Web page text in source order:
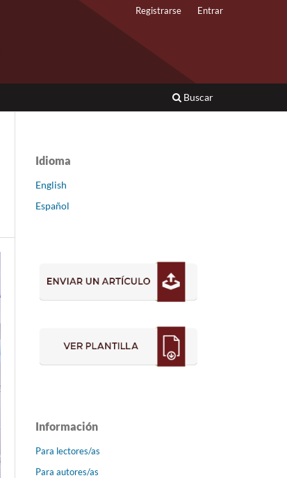
Buscar
Registrarse Entrar
Idioma
English
Español
Información
Para lectores/as
Para autores/as